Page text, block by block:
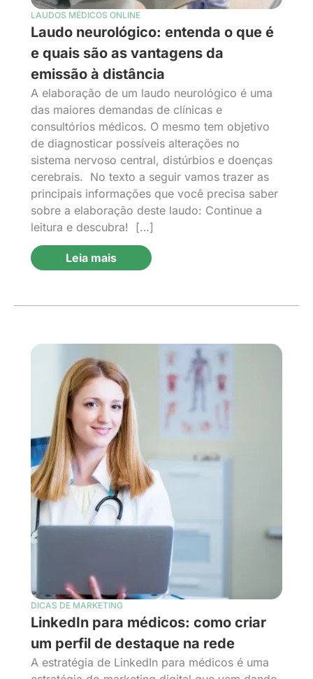
LAUDOS MÉDICOS ONLINE
Laudo neurológico: entenda o que é
e quais são as vantagens da
emissão à distância
A elaboração de um laudo neurológico é uma
das maiores demandas de clínicas e
consultórios médicos. O mesmo tem objetivo
de diagnosticar possíveis alterações no
sistema nervoso central, distúrbios e doenças
cerebrais. No texto a seguir vamos trazer as
principais informações que você precisa saber
sobre a elaboração deste laudo: Continue a
leitura e descubra! […]
Leia mais
DICAS DE MARKETING
LinkedIn para médicos: como criar
um perfil de destaque na rede
A estratégia de LinkedIn para médicos é uma